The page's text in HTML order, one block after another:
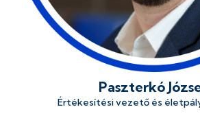
Paszterkó
Értékesítési vezető és